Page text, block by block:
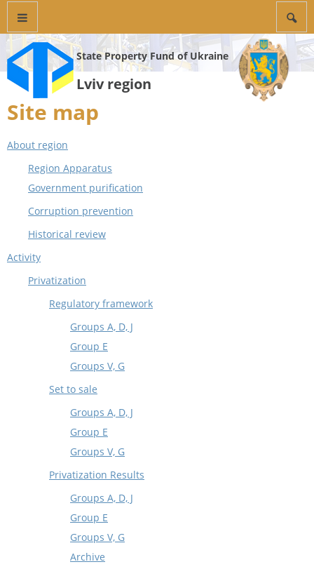
State Property Fund of Ukraine
Lviv region
Site map
About region
Region Apparatus
Government purification
Corruption prevention
Historical review
Activity
Privatization
Regulatory framework
Groups A, D, J
Group E
Groups V, G
Set to sale
Groups A, D, J
Group E
Groups V, G
Privatization Results
Groups A, D, J
Group E
Groups V, G
Archive